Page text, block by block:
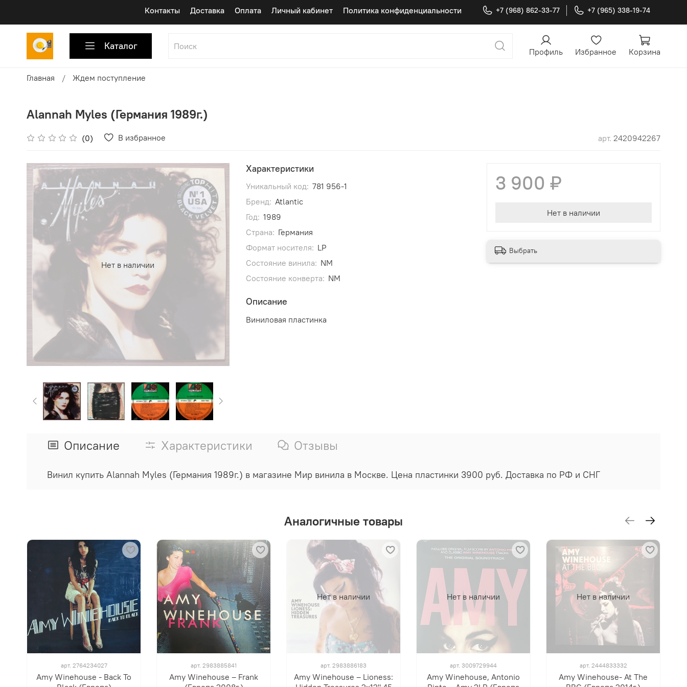
Контакты Доставка Оплата Личный кабинет Политика конфиденциальности +7 (968) 862-33-77 +7 (965) 338-19-74
Каталог Профиль Избранное Корзина
Главная Ждем поступление
Alannah Myles (Германия 1989г.)
(0) В избранное арт. 2420942267
Нет в наличии
Характеристики
Уникальный код: 781 956-1
Бренд: Atlantic
Год: 1989
Страна: Германия
Формат носителя: LP
Состояние винила: NM
Состояние конверта: NM
Описание
Виниловая пластинка
3 900 ₽
Нет в наличии
Выбрать
Описание Характеристики Отзывы
Винил купить Alannah Myles (Германия 1989г.) в магазине Мир винила в Москве. Цена пластинки 3900 руб. Доставка по РФ и СНГ
Аналогичные товары
арт. 2764234027
Amy Winehouse - Back To
арт. 2983885841
Amy Winehouse ‎– Frank
Нет в наличии
арт. 2983886183
Amy Winehouse – Lioness:
Нет в наличии
арт. 3009729944
Amy Winehouse, Antonio
Нет в наличии
арт. 2444833332
Amy Winehouse- At The